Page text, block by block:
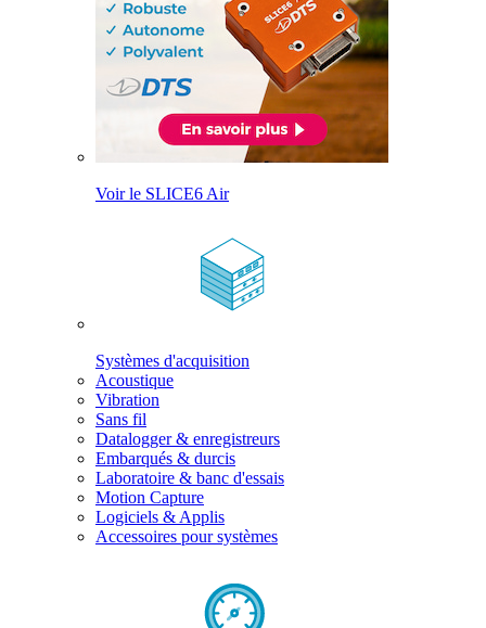
Voir le SLICE6 Air
Systèmes d'acquisition
Acoustique
Vibration
Sans fil
Datalogger & enregistreurs
Embarqués & durcis
Laboratoire & banc d'essais
Motion Capture
Logiciels & Applis
Accessoires pour systèmes